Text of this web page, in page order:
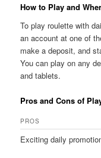
How to Play and
To play roulette with
an account at one of
make a deposit, and
You can play on any
and tablets.
Pros and Cons of
PROS
Exciting daily